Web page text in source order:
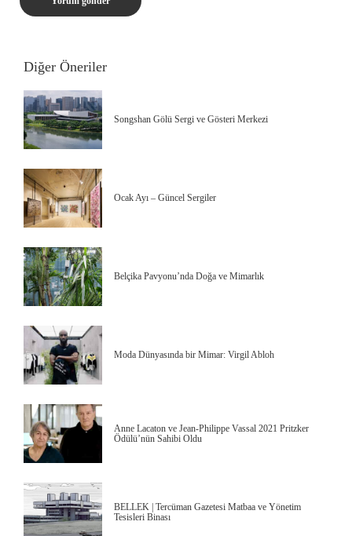
Diğer Öneriler
Songshan Gölü Sergi ve Gösteri Merkezi
Ocak Ayı – Güncel Sergiler
Belçika Pavyonu’nda Doğa ve Mimarlık
Moda Dünyasında bir Mimar: Virgil Abloh
Anne Lacaton ve Jean-Philippe Vassal 2021 Pritzker
Ödülü’nün Sahibi Oldu
BELLEK | Tercüman Gazetesi Matbaa ve Yönetim
Tesisleri Binası